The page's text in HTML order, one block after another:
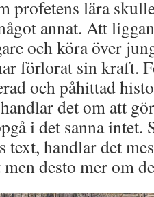
profetens lära
annat. Att
och köra över
förlorat sin kraft.
och påhittad
det om att
i det sanna intet.
text, handlar det
desto mer om